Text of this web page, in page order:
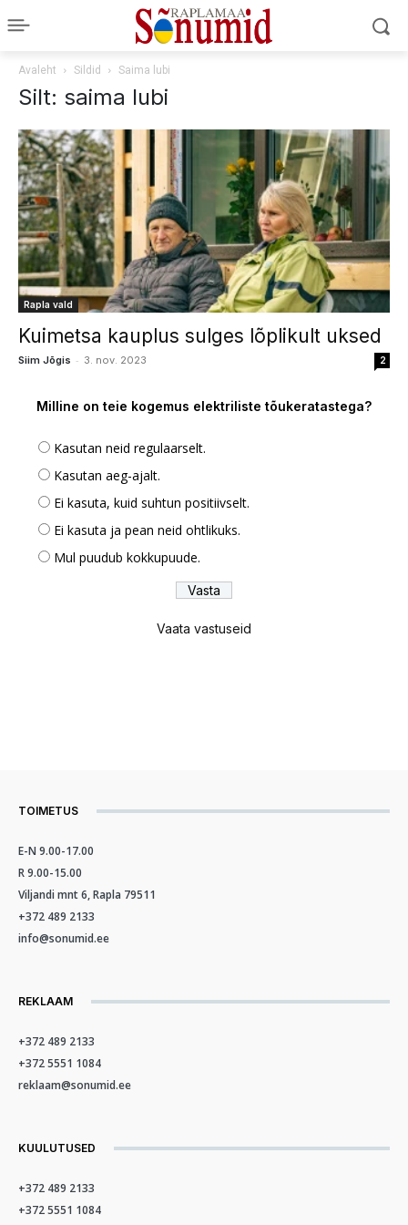
Avaleht Sildid Saima lubi
Silt: saima lubi
Rapla vald
Kuimetsa kauplus sulges lõplikult uksed
Siim Jõgis - 3. nov. 2023 2
Milline on teie kogemus elektriliste tõukeratastega?
Kasutan neid regulaarselt.
Kasutan aeg-ajalt.
Ei kasuta, kuid suhtun positiivselt.
Ei kasuta ja pean neid ohtlikuks.
Mul puudub kokkupuude.
Vaata vastuseid
TOIMETUS
E-N 9.00-17.00
R 9.00-15.00
Viljandi mnt 6, Rapla 79511
+372 489 2133
info@sonumid.ee
REKLAAM
+372 489 2133
+372 5551 1084
reklaam@sonumid.ee
KUULUTUSED
+372 489 2133
+372 5551 1084